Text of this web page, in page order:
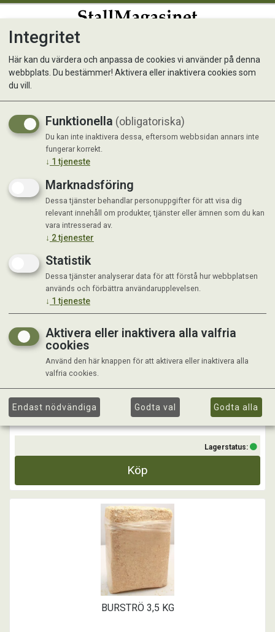
Visar 5 produkter
ALSPÅN 2-4 MM
Högabsorberande alspån som motverkar dålig lukt. En ren
naturprodukt!
Passar perfekt till gnagare, reptiler och fåglar.
Kr 159,00
Lagerstatus:
Köp
BURSTRÖ 3,5 KG
Integritet
Här kan du värdera och anpassa de cookies vi använder på denna
webbplats. Du bestämmer! Aktivera eller inaktivera cookies som
du vill.
Funktionella (obligatoriska)
Du kan inte inaktivera dessa, eftersom webbsidan annars inte
fungerar korrekt.
↓ 1 tjeneste
Marknadsföring
Dessa tjänster behandlar personuppgifter för att visa dig
relevant innehåll om produkter, tjänster eller ämnen som du kan
vara intresserad av.
↓ 2tjenester
Statistik
Dessa tjänster analyserar data för att förstå hur webbplatsen
används och förbättra användarupplevelsen.
↓ 1 tjeneste
Aktivera eller inaktivera alla valfria
cookies
Använd den här knappen för att aktivera eller inaktivera alla
valfria cookies.
Endast nödvändiga Godta val Godta alla